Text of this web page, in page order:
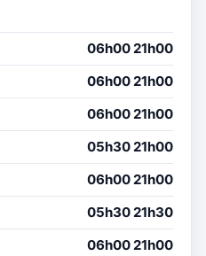
06h00 21h00
06h00 21h00
06h00 21h00
05h30 21h00
06h00 21h00
05h30 21h30
06h00 21h00